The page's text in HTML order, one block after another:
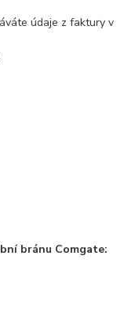
údaje z faktury v
bránu Comgate: